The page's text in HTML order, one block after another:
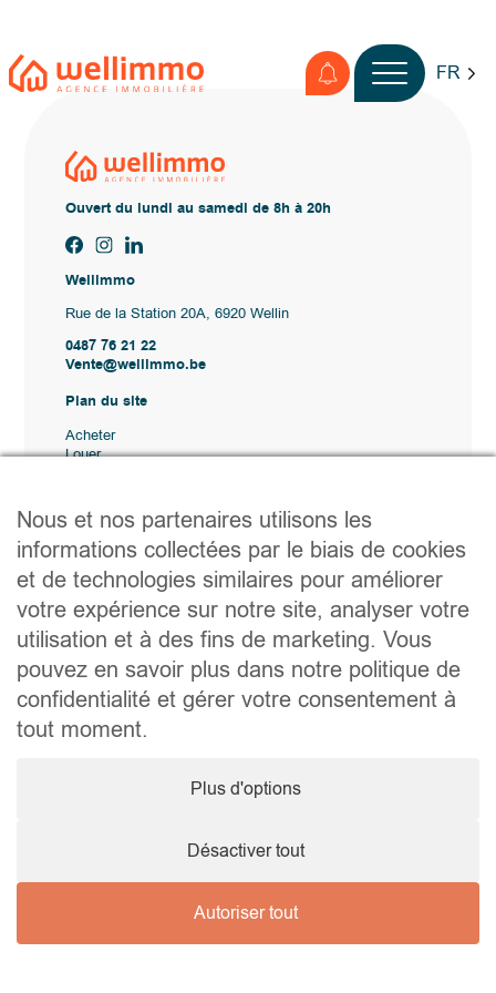
FR
Ouvert du lundi au samedi de 8h à 20h
Wellimmo
Rue de la Station 20A, 6920 Wellin
0487 76 21 22
Vente@wellimmo.be
Plan du site
Acheter
Louer
Contact
Liens utiles
Conseils pratiques pour vendre ou louer
Préparer un déménagement
Documents utiles
Notaire.be
Société
TVA. BE 0464.629.802 • IPI : 510350 RC professionnelle et
cautionnement via AXA Belgium SA – police n° 730.390.160
Protection des données personnelles•Mentions légales
Nous et nos partenaires utilisons les
informations collectées par le biais de cookies
et de technologies similaires pour améliorer
votre expérience sur notre site, analyser votre
utilisation et à des fins de marketing. Vous
pouvez en savoir plus dans notre politique de
confidentialité et gérer votre consentement à
tout moment.
Plus d'options
Désactiver tout
Autoriser tout